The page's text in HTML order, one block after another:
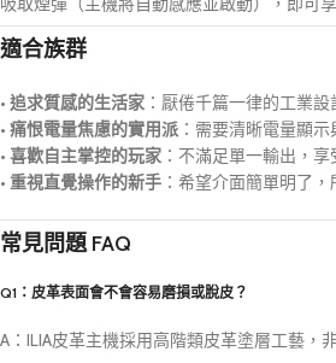
適合族群
• 追求質感的生活家 ：厭倦千篇一律的工業
• 痛恨電量焦慮的實用派 ：需要清晰電量顯
• 喜歡自主掌控的玩家 ：不滿足單一輸出，
• 重視直覺操作的新手 ：希望介面簡單明了
常見問題 FAQ
Q1：皮革表面會不會容易磨損或脫皮？
A：ILIA皮革主機採用高階類皮革塗層工藝